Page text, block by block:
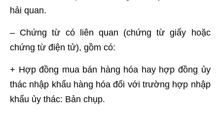
hải quan.
– Chứng từ có liên quan (chứng từ giấy hoặc
chứng từ điện tử), gồm có:
+ Hợp đồng mua bán hàng hóa hay hợp đồng ủy
thác nhập khẩu hàng hóa đối với trường hợp nhập
khẩu ủy thác: Bản chụp.